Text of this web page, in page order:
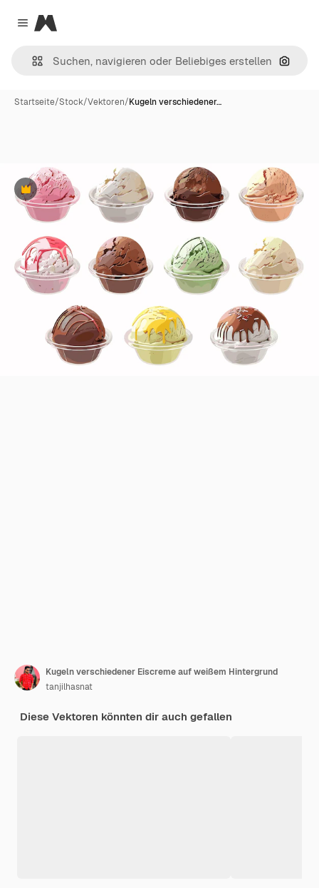
Close menu
Magnific
Nach
Startseite/Stock/Vektoren/Kugeln verschiedener…
Premium
Kugeln verschiedener Eiscreme auf weißem Hintergrund
tanjilhasnat
Diese Vektoren könnten dir auch gefallen